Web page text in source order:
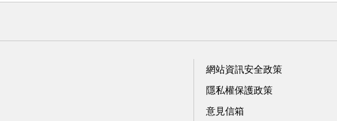
網站資訊安全政策
隱私權保護政策
意見信箱